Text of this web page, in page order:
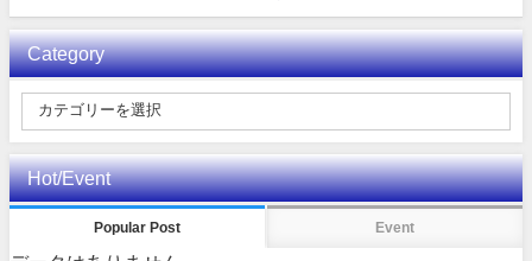
Category
Hot/Event
Popular Post Event